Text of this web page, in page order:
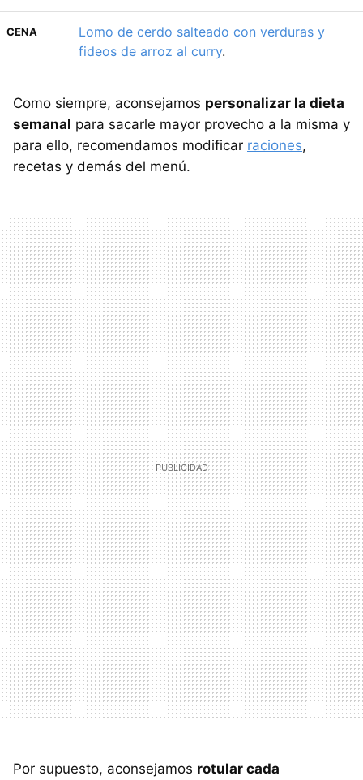
CENA
Lomo de cerdo salteado con verduras y
fideos de arroz al curry.
Como siempre, aconsejamos personalizar la dieta
semanal para sacarle mayor provecho a la misma y
para ello, recomendamos modificar raciones,
recetas y demás del menú.
Por supuesto, aconsejamos rotular cada